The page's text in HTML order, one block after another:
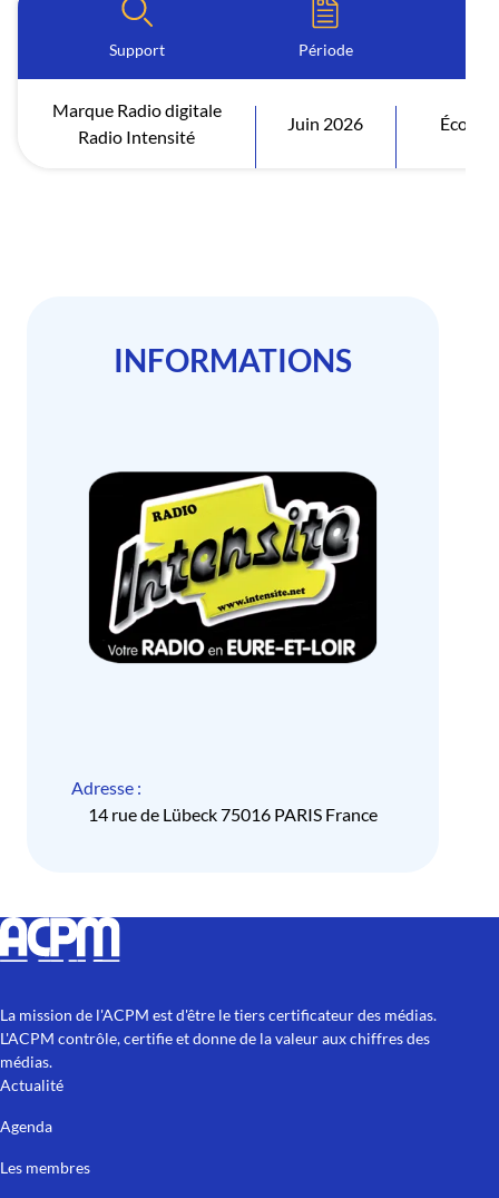
Support Période
Marque Radio digitale
Radio Intensité
Juin 2026
INFORMATIONS
Adresse :
14 rue de Lübeck 75016 PARIS France
La mission de l'ACPM est d'être le tiers certificateur des médias.
L'ACPM contrôle, certifie et donne de la valeur aux chiffres des
médias.
Actualité
Agenda
Les membres